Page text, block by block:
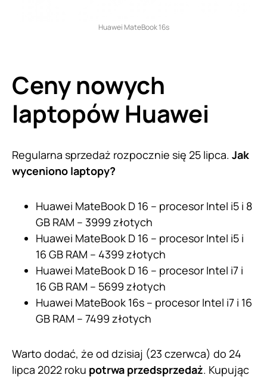
Huawei MateBook 16s
Ceny nowych
laptopów Huawei
Regularna sprzedaż rozpocznie się 25 lipca. Jak
wyceniono laptopy?
Huawei MateBook D 16 – procesor Intel i5 i 8
GB RAM – 3999 złotych
Huawei MateBook D 16 – procesor Intel i5 i
16 GB RAM – 4399 złotych
Huawei MateBook D 16 – procesor Intel i7 i
16 GB RAM – 5699 złotych
Huawei MateBook 16s – procesor Intel i7 i 16
GB RAM – 7499 złotych
Warto dodać, że od dzisiaj (23 czerwca) do 24
lipca 2022 roku potrwa przedsprzedaż. Kupując